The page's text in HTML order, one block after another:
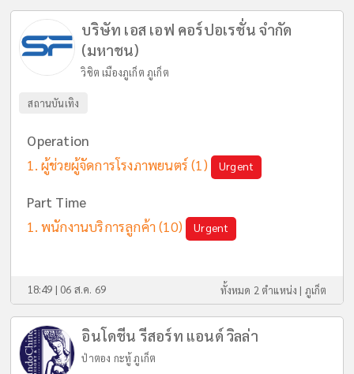
บริษัท เอส เอฟ คอร์ปอเรชั่น จำกัด
(มหาชน)
วิชิต เมืองภูเก็ต ภูเก็ต
สถานบันเทิง
Operation
ผู้ช่วยผู้จัดการโรงภาพยนตร์ (1) Urgent
Part Time
พนักงานบริการลูกค้า(10) Urgent
18:49 | 06 ส.ค. 69 ทั้งหมด 2 ตำแหน่ง | ภูเก็ต
อินโดชีน รีสอร์ท แอนด์ วิลล่า
ป่าตอง กะทู้ ภูเก็ต